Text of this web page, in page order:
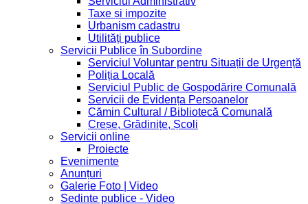
Taxe și impozite
Urbanism cadastru
Utilități publice
Servicii Publice în Subordine
Serviciul Voluntar pentru Situații de Urgență
Poliția Locală
Serviciul Public de Gospodărire Comunală
Servicii de Evidența Persoanelor
Cămin Cultural / Bibliotecă Comunală
Creșe, Grădinițe, Școli
Servicii online
Proiecte
Evenimente
Anunțuri
Galerie Foto | Video
Sedinte publice - Video